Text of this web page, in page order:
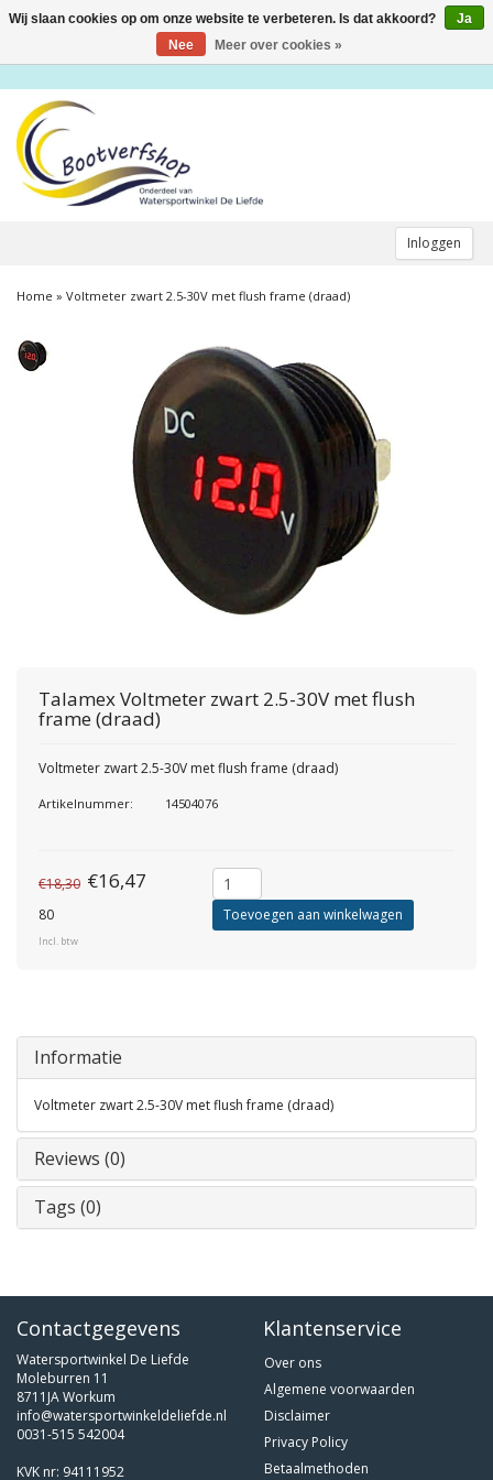
Inloggen
Toggle
Home » Voltmeter zwart 2.5-30V met flush frame (draad)
TalamexVoltmeter zwart 2.5-30V met flush
frame (draad)
Voltmeter zwart 2.5-30V met flush frame (draad)
Artikelnummer: 14504076
€18,30 €16,47
80
Incl. btw
Toevoegen aan winkelwagen
Informatie
Voltmeter zwart 2.5-30V met flush frame (draad)
Reviews (0)
Tags (0)
Contactgegevens
Watersportwinkel De Liefde
Moleburren 11
8711JA Workum
info@watersportwinkeldeliefde.nl
0031-515 542004
KVK nr: 94111952
Klantenservice
Over ons
Algemene voorwaarden
Disclaimer
Privacy Policy
Betaalmethoden
Wij slaan cookies op om onze website te verbeteren. Is dat akkoord?
Ja
Nee
Meer over cookies »